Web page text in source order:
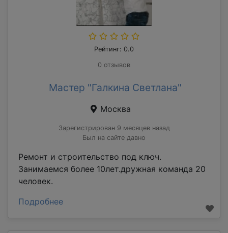
Рейтинг: 0.0
0 отзывов
Мастер "Галкина Светлана"
Москва
Зарегистрирован 9 месяцев назад
Был на сайте давно
Ремонт и строительство под ключ.
Занимаемся более 10лет.дружная команда 20
человек.
Подробнее